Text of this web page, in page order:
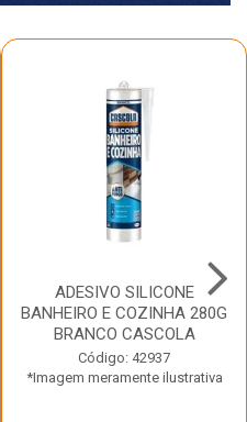
ADESIVO SILICONE
BANHEIRO E COZINHA 280G
BRANCO CASCOLA
Código: 42937
*Imagem meramente ilustrativa